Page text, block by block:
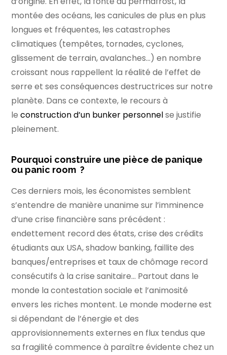
montée des océans, les canicules de plus en plus
longues et fréquentes, les catastrophes
climatiques (tempêtes, tornades, cyclones,
glissement de terrain, avalanches…) en nombre
croissant nous rappellent la réalité de l’effet de
serre et ses conséquences destructrices sur notre
planète. Dans ce contexte, le recours à
leconstruction d’un bunker personnelse justifie
pleinement.
Pourquoi construire une pièce de panique
ou panic room ?
Ces derniers mois, les économistes semblent
s’entendre de manière unanime sur l’imminence
d’une crise financière sans précédent :
endettement record des états, crise des crédits
étudiants aux USA, shadow banking, faillite des
banques/entreprises et taux de chômage record
consécutifs à la crise sanitaire… Partout dans le
monde la contestation sociale et l’animosité
envers les riches montent. Le monde moderne est
si dépendant de l’énergie et des
approvisionnements externes en flux tendus que
sa fragilité commence à paraître évidente chez un